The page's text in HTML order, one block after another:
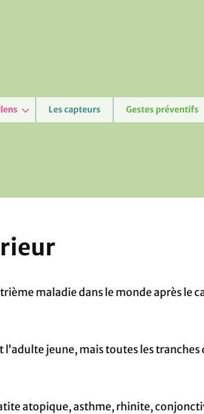
Les capteurs Gestes préventifs
maladie dans le monde après le
jeune, mais toutes les
atopique, asthme, rhinite,